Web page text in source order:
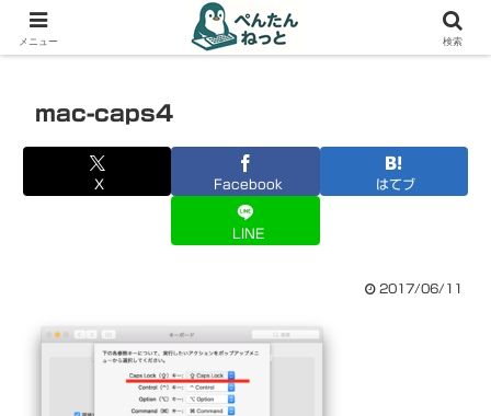
PCやガジェットの備忘録
mac-caps4
X Facebook はてブ
LINE
2017/06/11
メニュー 検索